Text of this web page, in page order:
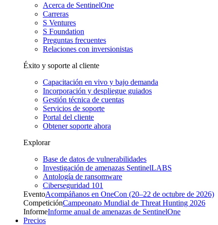
Acerca de SentinelOne
Carreras
S Ventures
S Foundation
Preguntas frecuentes
Relaciones con inversionistas
Éxito y soporte al cliente
Capacitación en vivo y bajo demanda
Incorporación y despliegue guiados
Gestión técnica de cuentas
Servicios de soporte
Portal del cliente
Obtener soporte ahora
Explorar
Base de datos de vulnerabilidades
Investigación de amenazas SentinelLABS
Antología de ransomware
Ciberseguridad 101
EventoAcompáñanos en OneCon (20–22 de octubre de 2026)
CompeticiónCampeonato Mundial de Threat Hunting 2026
InformeInforme anual de amenazas de SentinelOne
Precios